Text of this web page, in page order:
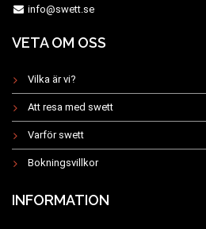
info@swett.se
VETA OM OSS
Vilka är vi?
Att resa med swett
Varför swett
Bokningsvillkor
INFORMATION